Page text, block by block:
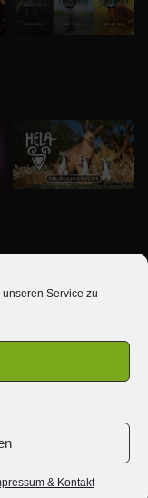
Service zu
& Kontakt